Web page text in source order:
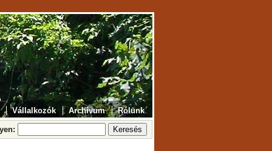
Vállalkozók Archívum Rólunk